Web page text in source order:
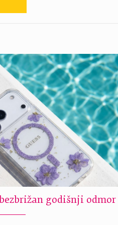
godišnji odmor